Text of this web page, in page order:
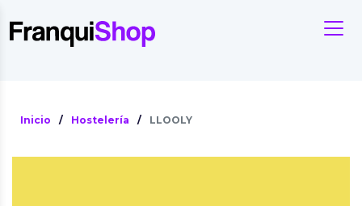
Inicio / Hostelería / LLOOLY